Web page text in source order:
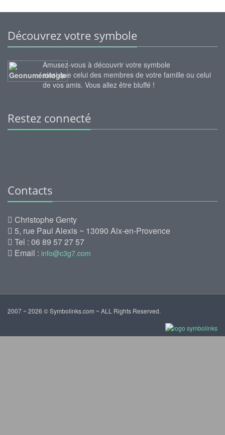
Découvrez votre symbole
Amusez-vous à découvrir votre symbole
ainsi que celui des membres de votre famille ou celui
de vos amis. Vous allez être bluffé !
Restez connecté
Contacts
Christophe Genty
5, rue Paul Alexis ~ 13090 Aix-en-Provence
Tel : 06 89 57 27 57
Email : info@c3g7.com
2007 ~ 2026 © Symbolinks.com ~ ALL Rights Reserved.